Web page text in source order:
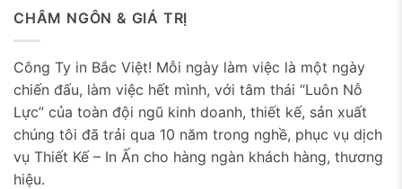
CHÂM NGÔN & GIÁ TRỊ
Công Ty in Bắc Việt! Mỗi ngày làm việc là một ngày
chiến đấu, làm việc hết mình, với tâm thái “Luôn Nỗ
Lực” của toàn đội ngũ kinh doanh, thiết kế, sản xuất
chúng tôi đã trải qua 10 năm trong nghề, phục vụ dịch
vụ Thiết Kế – In Ấn cho hàng ngàn khách hàng, thương
hiệu.